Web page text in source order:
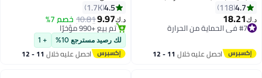
والمتقصف 150ملليلتر
4.7
118
د.ك‏18.21
#7 في الحماية من الحرارة
أقل سعر في 30 يوم
#7 في الحماية من الحرارة احصل عليه خلال 11 - 12
4.5
1.7K
د.ك‏9.97
10.81خصم 7%
#10 في عطر
تم بيع +990 مؤخرًا
#10 في عطر
لك رصيد مسترجع 10% + 1
احصل عليه خلال 11 - 12